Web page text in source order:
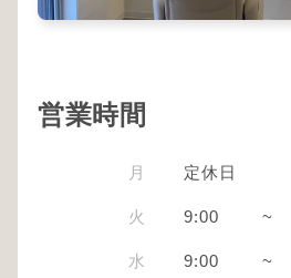
営業時間
月 定休日
火 9:00 ~
水 9:00 ~